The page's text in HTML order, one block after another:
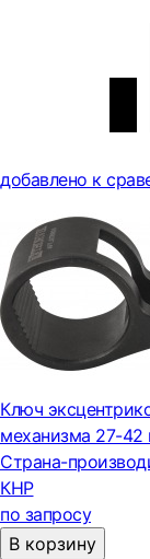
добавлено к
Ключ
механизма 27-42
Страна-
КНР
по запросу
В корзину